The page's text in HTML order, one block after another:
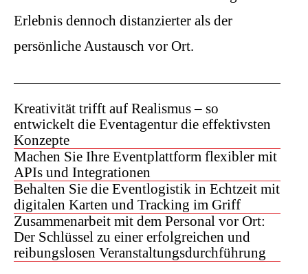
Erlebnis dennoch distanzierter als der
persönliche Austausch vor Ort.
Kreativität trifft auf Realismus – so
entwickelt die Eventagentur die effektivsten
Konzepte
Machen Sie Ihre Eventplattform flexibler mit
APIs und Integrationen
Behalten Sie die Eventlogistik in Echtzeit mit
digitalen Karten und Tracking im Griff
Zusammenarbeit mit dem Personal vor Ort:
Der Schlüssel zu einer erfolgreichen und
reibungslosen Veranstaltungsdurchführung